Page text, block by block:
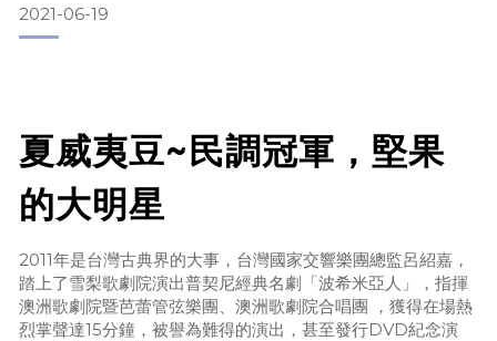
腰果雞丁、腰果蝦仁、腰果松阪豬甚至腰果炒扇貝，都是非常
下飯的料理。是所有堅果中食用方式最多元的，除了入菜，也
有蜜汁腰果、糖霜腰果、鹽焗腰果、麻辣腰果、鹽烤腰果、鹹
2021-06-19
夏威夷豆~民調冠軍，堅果
的大明星
2011年是台灣古典界的大事，台灣國家交響樂團總監呂紹嘉，
踏上了雪梨歌劇院演出普契尼經典名劇「波希米亞人」，指揮
澳洲歌劇院暨芭蕾管弦樂團、澳洲歌劇院合唱團 ，獲得在場熱
烈掌聲達15分鐘，被譽為難得的演出，甚至發行DVD紀念演